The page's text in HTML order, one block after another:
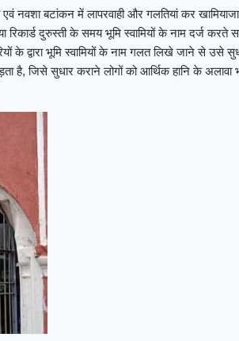
एवं नवशा बटांकन में लापरवाही और गलतियां कर
दुरुस्ती के समय भूमि स्वामियों के नाम दर्ज करते
के द्वारा भूमि स्वामियों के नाम गलत लिखे जाने से उसे
है, जिसे सुधार कराने लोगों को आर्थिक हानि के अलावा